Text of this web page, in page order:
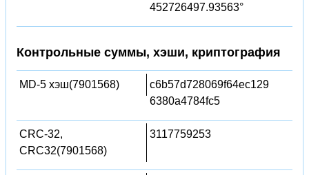
452726497.93563°
Контрольные суммы, хэши, криптография
MD-5 хэш(7901568)
c6b57d728069f64ec129
6380a4784fc5
CRC-32,
CRC32(7901568)
3117759253